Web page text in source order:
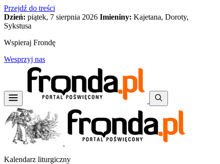
Przejdź do treści
Dzień: piątek, 7 sierpnia 2026 Imieniny: Kajetana, Doroty,
Sykstusa
Wspieraj Frondę
Wesprzyj nas
Kalendarz liturgiczny